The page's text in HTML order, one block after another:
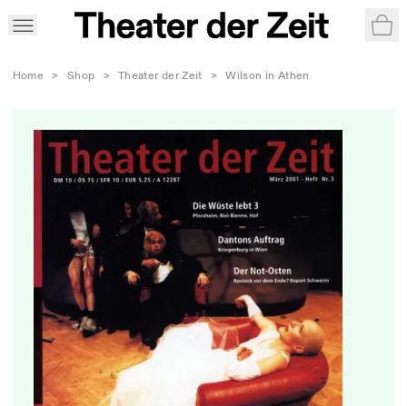
Home > Shop > Theater der Zeit > Wilson in Athen